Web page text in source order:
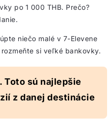
po 1 000 THB. Prečo?
niečo malé v 7-Elevene
rozmeňte si veľké bankovky.
Toto sú najlepšie
z danej destinácie